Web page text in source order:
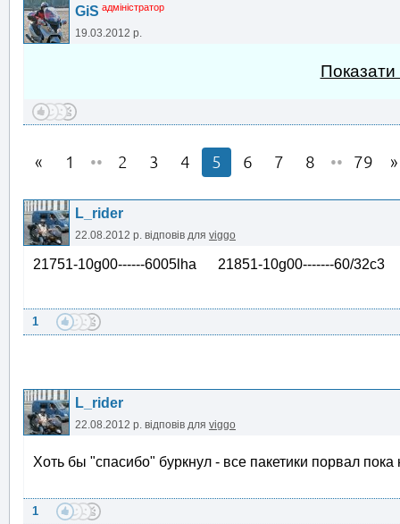
GiS адміністратор
19.03.2012 р.
Показати
1 •• 2 3 4 5 6 7 8 •• 79
L_rider
22.08.2012 р. відповів для viggo
21751-10g00------6005lha 21851-10g00-------60/32c3
1
L_rider
22.08.2012 р. відповів для viggo
Хоть бы "спасибо" буркнул - все пакетики порвал
1